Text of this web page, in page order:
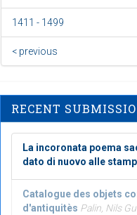
1411 - 1499
< previous
RECENT
La incoronata poema
dato di nuovo alle
Catalogue des objets
d'antiquitès Palin, Nils